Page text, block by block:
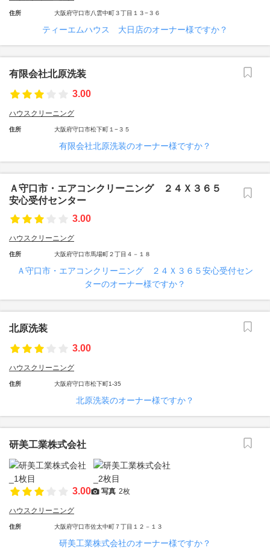
住所 大阪府守口市八雲中町３丁目１３−３６
ティーエムハウス 大日店のオーナー様ですか？
有限会社北原洗装
3.00
ハウスクリーニング
住所 大阪府守口市松下町１−３５
有限会社北原洗装のオーナー様ですか？
Ａ守口市・エアコンクリーニング ２４Ｘ３６５
安心受付センター
3.00
ハウスクリーニング
住所 大阪府守口市馬場町２丁目４－１８
Ａ守口市・エアコンクリーニング ２４Ｘ３６５安心受付セン
ターのオーナー様ですか？
北原洗装
3.00
ハウスクリーニング
住所 大阪府守口市松下町1-35
北原洗装のオーナー様ですか？
研美工業株式会社
3.00 写真 2枚
ハウスクリーニング
住所 大阪府守口市佐太中町７丁目１２－１３
研美工業株式会社のオーナー様ですか？